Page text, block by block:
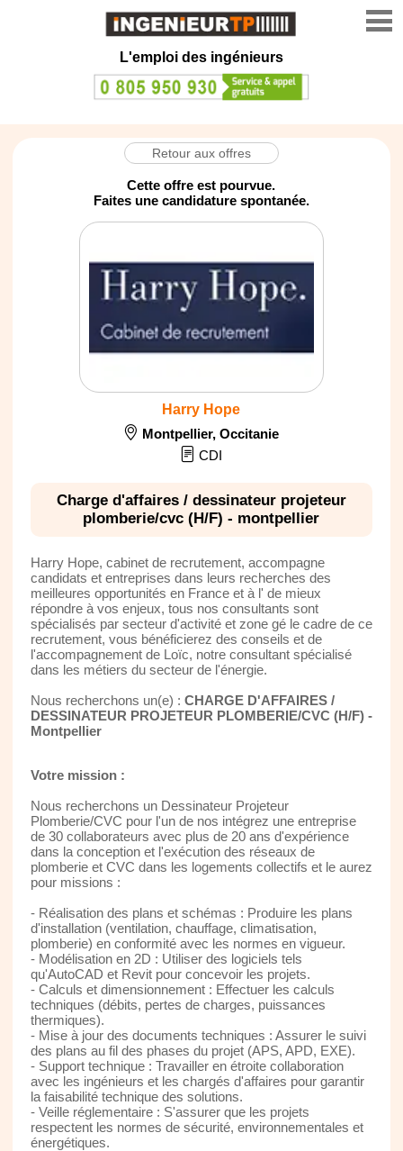
L'emploi des ingénieurs
Retour aux offres
Cette offre est pourvue.
Faites une candidature spontanée.
Harry Hope
Montpellier,Occitanie
CDI
Charge d'affaires / dessinateur projeteur
plomberie/cvc (H/F) - montpellier
Harry Hope, cabinet de recrutement, accompagne
candidats et entreprises dans leurs recherches des
meilleures opportunités en France et à l' de mieux
répondre à vos enjeux, tous nos consultants sont
spécialisés par secteur d'activité et zone gé le cadre de ce
recrutement, vous bénéficierez des conseils et de
l'accompagnement de Loïc, notre consultant spécialisé
dans les métiers du secteur de l'énergie.
Nous recherchons un(e) : CHARGE D'AFFAIRES /
DESSINATEUR PROJETEUR PLOMBERIE/CVC (H/F) -
Montpellier
Votre mission :
Nous recherchons un Dessinateur Projeteur
Plomberie/CVC pour l'un de nos intégrez une entreprise
de 30 collaborateurs avec plus de 20 ans d'expérience
dans la conception et l'exécution des réseaux de
plomberie et CVC dans les logements collectifs et le aurez
pour missions :
- Réalisation des plans et schémas : Produire les plans
d'installation (ventilation, chauffage, climatisation,
plomberie) en conformité avec les normes en vigueur.
- Modélisation en 2D : Utiliser des logiciels tels
qu'AutoCAD et Revit pour concevoir les projets.
- Calculs et dimensionnement : Effectuer les calculs
techniques (débits, pertes de charges, puissances
thermiques).
- Mise à jour des documents techniques : Assurer le suivi
des plans au fil des phases du projet (APS, APD, EXE).
- Support technique : Travailler en étroite collaboration
avec les ingénieurs et les chargés d'affaires pour garantir
la faisabilité technique des solutions.
- Veille réglementaire : S'assurer que les projets
respectent les normes de sécurité, environnementales et
énergétiques.